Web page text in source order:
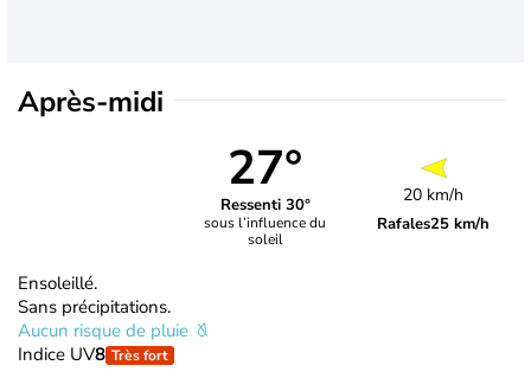
Après-midi
27°
Ressenti 30°
sous l’influence du
soleil
20 km/h
Rafales25 km/h
Ensoleillé.
Sans précipitations.
Aucun risque de pluie
Indice UV8 Très fort